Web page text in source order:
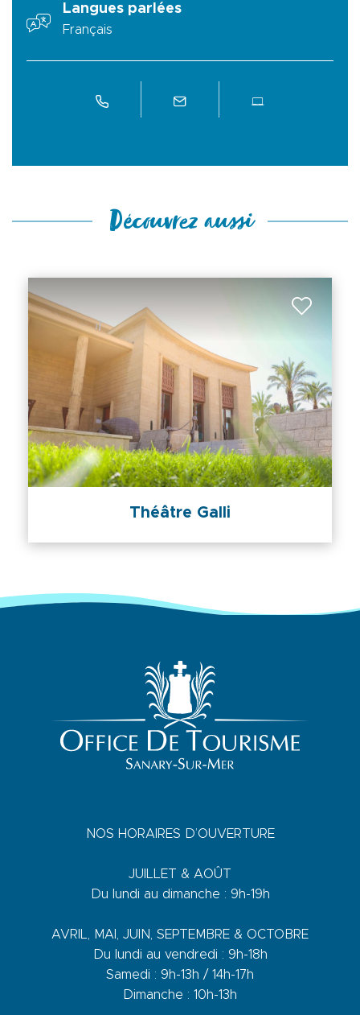
Langues parlées
Français
Découvrez aussi
Théâtre Galli
NOS HORAIRES D’OUVERTURE
JUILLET & AOÛT
Du lundi au dimanche : 9h-19h
AVRIL, MAI, JUIN, SEPTEMBRE & OCTOBRE
Du lundi au vendredi : 9h-18h
Samedi : 9h-13h / 14h-17h
Dimanche : 10h-13h